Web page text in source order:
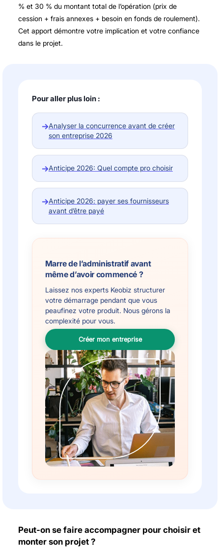
% et 30 % du montant total de l’opération (prix de
cession + frais annexes + besoin en fonds de roulement).
Cet apport démontre votre implication et votre confiance
dans le projet.
Pour aller plus loin :
→Analyser la concurrence avant de créer
son entreprise 2026
→Anticipe 2026: Quel compte pro choisir
→Anticipe 2026: payer ses fournisseurs
avant d’être payé
Marre de l’administratif avant
même d’avoir commencé ?
Laissez nos experts Keobiz structurer
votre démarrage pendant que vous
peaufinez votre produit. Nous gérons la
complexité pour vous.
Créer mon entreprise
Peut-on se faire accompagner pour choisir et
monter son projet ?